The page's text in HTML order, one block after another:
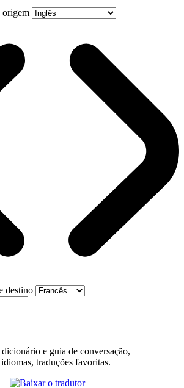
origem
destino
e guia de conversação,
traduções favoritas.